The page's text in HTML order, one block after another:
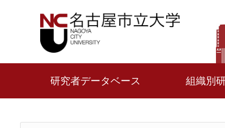
研究者データベース 組織別